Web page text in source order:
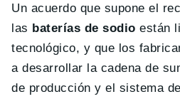
Un acuerdo que supone el
las baterías de sodio están
tecnológico, y que los
a desarrollar la cadena de
de producción y el sistema